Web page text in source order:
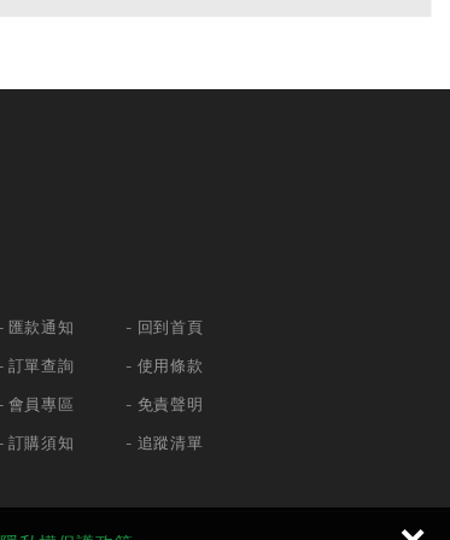
匯款通知
訂單查詢
會員專區
訂購須知
回到首頁
使用條款
免責聲明
追蹤清單